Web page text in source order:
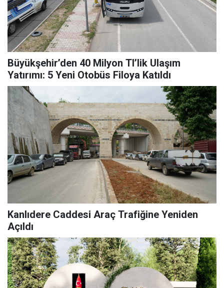
Büyükşehir’den 40 Milyon Tl’lik Ulaşım
Yatırımı: 5 Yeni Otobüs Filoya Katıldı
Kanlıdere Caddesi Araç Trafiğine Yeniden
Açıldı